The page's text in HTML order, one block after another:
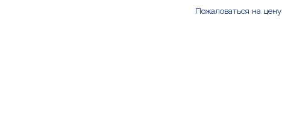
Пожаловаться на цену